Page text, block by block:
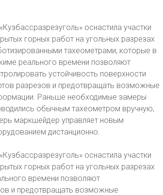
оснастила участки
горных работ на угольных разрезах
тахеометрами, которые в
реального времени позволяют
устойчивость поверхности
разрезов и предотвращать возможные
Раньше необходимые замеры
обычным тахеометром вручную,
маркшейдер управляет новым
дистанционно.
оснастила участки
горных работ на угольных разрезах
времени позволяют
и предотвращать возможные